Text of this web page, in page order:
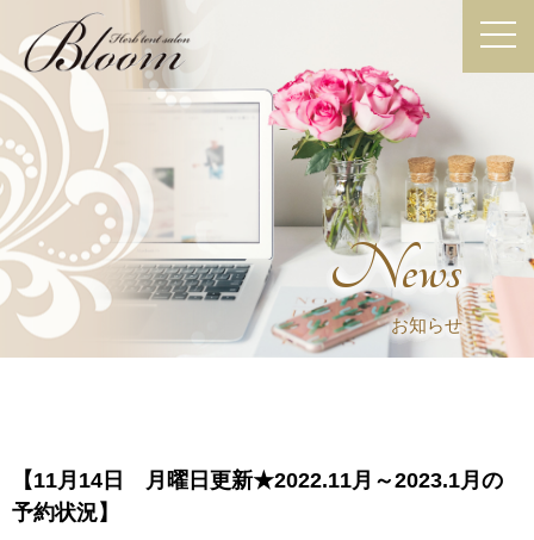
News
お知らせ
【11月14日 月曜日更新★2022.11月～2023.1月の
予約状況】